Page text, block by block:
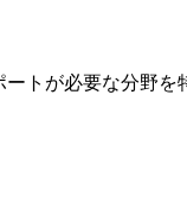
トが必要な分野を